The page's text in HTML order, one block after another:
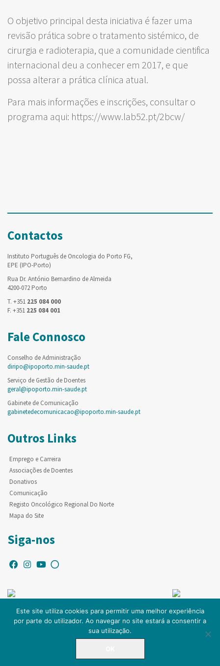
O objetivo principal desta iniciativa é fazer uma
revisão prática sobre o tratamento sistémico, de
cirurgia e radioterapia, que a comunidade cientifica
internacional deu a conhecer em 2017, e que
possa alterar a prática clínica atual.
Para mais informações e inscrições, consultar o
programa aqui: https://www.lab52.pt/2bcw/
Contactos
Instituto Português de Oncologia do Porto FG,
EPE (IPO-Porto)
Rua Dr. António Bernardino de Almeida
4200-072 Porto
T. +351 225 084 000
F. +351 225 084 001
Fale Connosco
Conselho de Administração
diripo@ipoporto.min-saude.pt
Serviço de Gestão de Doentes
geral@ipoporto.min-saude.pt
Gabinete de Comunicação
gabinetedecomunicacao@ipoporto.min-saude.pt
Outros Links
Emprego e Carreira
Associações de Doentes
Donativos
Comunicação
Registo Oncológico Regional Do Norte
Mapa do Site
Siga-nos
© Copyright IPO-PORTO. Todos os direitos reservados.
Este site utiliza cookies para permitir uma melhor experiência
por parte do utilizador. Ao navegar no site estará a consentir a
sua utilização.